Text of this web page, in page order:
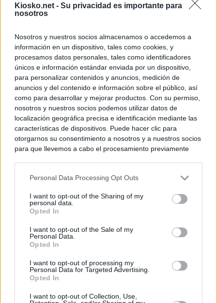
Kiosko.net - Su privacidad es importante para
nosotros
Nosotros y nuestros socios almacenamos o accedemos a
información en un dispositivo, tales como cookies, y
procesamos datos personales, tales como identificadores
únicos e información estándar enviada por un dispositivo,
para personalizar contenidos y anuncios, medición de
anuncios y del contenido e información sobre el público, así
como para desarrollar y mejorar productos. Con su permiso,
nosotros y nuestros socios podemos utilizar datos de
localización geográfica precisa e identificación mediante las
características de dispositivos. Puede hacer clic para
otorgarnos su consentimiento a nosotros y a nuestros socios
para que llevemos a cabo el procesamiento previamente
negar su consentimiento. Tenga en cuenta que algún
de su consentimiento, pero usted tiene el derecho de
rechazar tal procesamiento. Sus preferencias se aplicarán
cualquier momento entrando de nuevo en este sitio web o
visitando nuestra política de privacidad.
Personal Data Processing Opt Outs
I want to opt-out of the Sharing of my
personal data.
Opted In
I want to opt-out of the Sale of my
Personal Data.
Opted In
I want to opt-out of processing my
Personal Data for Targeted Advertising.
Opted In
I want to opt-out of Collection, Use,